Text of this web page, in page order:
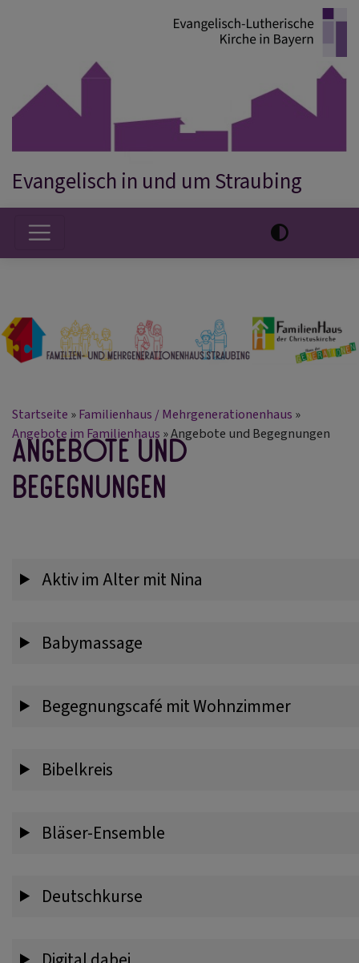
Evangelisch in und um Straubing
Hauptnavigation
Startseite
Familienhaus / Mehrgenerationenhaus
Angebote im Familienhaus
Angebote und Begegnungen
Angebote und
Begegnungen
Aktiv im Alter mit Nina
Babymassage
Begegnungscafé mit Wohnzimmer
Bibelkreis
Bläser-Ensemble
Deutschkurse